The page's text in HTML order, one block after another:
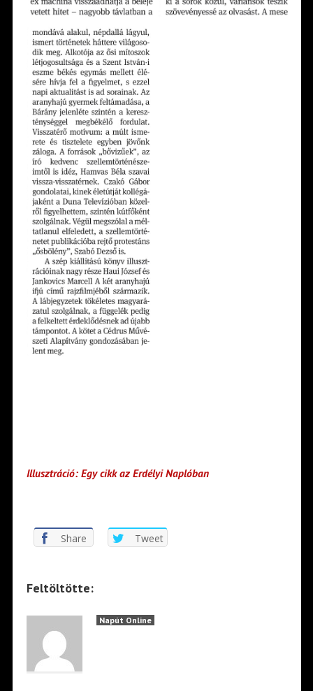
Illusztráció: Egy cikk az Erdélyi Naplóban
Share Tweet
Feltöltötte:
Napút Online